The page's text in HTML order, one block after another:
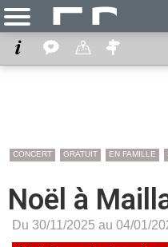
CONCERT GRATUIT EN FAMILLE
Noël à
Du 30/11/2025 au 04/01/